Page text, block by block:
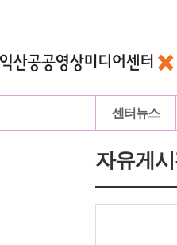
센터뉴스
자유게